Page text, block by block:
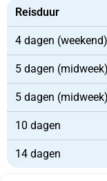
Reisduur
4 dagen (weekend)
5 dagen (midweek)
5 dagen (midweek)
10 dagen
14 dagen